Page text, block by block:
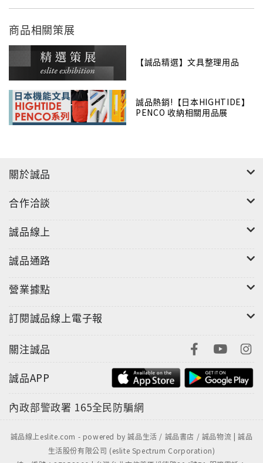
HIGHTIDE意指「滿潮」，期望能為使用者帶來精
神上的滿足，就像凝望大海一樣充滿踏實感。貼近
顧客的需求推出各種日常用品，包含文具、雜貨和
禮品，結合出色的設計和讓人著迷的裝飾，從各個
面相捕捉時下流行的元素，持續推出讓人滿意的商
品。
名稱：收納盒
尺寸：23.5 X 17 X 7 cm
材質：PVC (聚氯乙烯)
商品相關策展
【誠品精選】文具整理用品
誠品熱銷!【日本HIGHTIDE】
PENCO 收納相關用品展
關於誠品
合作洽談
誠品線上
誠品通路
營業據點
訂閱誠品線上電子報
關注誠品
誠品APP
內政部警政署 165全民防騙網
誠品線上eslite.com - powered by 誠品生活 / 誠品書店 / 誠品物流 | 誠品
生活股份有限公司 (eslite Spectrum Corporation)